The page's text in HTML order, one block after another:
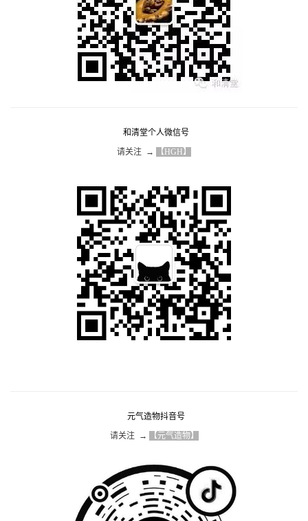
和清堂个人微信号
请关注  → 【HGH】
元气造物抖音号
请关注  → 【元气造物】